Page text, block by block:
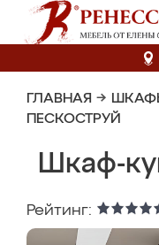
ГЛАВНАЯ →
ПЕСКОСТРУЙ
Шкаф-
Рейтинг: